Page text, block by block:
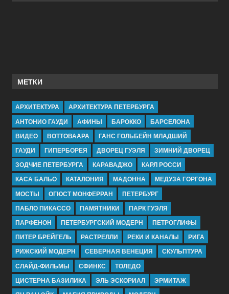
МЕТКИ
АРХИТЕКТУРА
АРХИТЕКТУРА ПЕТЕРБУРГА
АНТОНИО ГАУДИ
АФИНЫ БАРОККО
БАРСЕЛОНА
ВИДЕО
ВОТТОВААРА
ГАНС ГОЛЬБЕЙН МЛАДШИЙ
ГАУДИ
ГИПЕРБОРЕЯ ДВОРЕЦ ГУЭЛЯ
ЗИМНИЙ ДВОРЕЦ
ЗОДЧИЕ ПЕТЕРБУРГА
КАРАВАДЖО
КАРЛ РОССИ
КАСА БАЛЬО
КАТАЛОНИЯ МАДОННА
МЕДУЗА ГОРГОНА
МОСТЫ
ОГЮСТ МОНФЕРРАН
ПЕТЕРБУРГ
ПАБЛО ПИКАССО
ПАМЯТНИКИ
ПАРК ГУЭЛЯ
ПАРФЕНОН
ПЕТЕРБУРГСКИЙ МОДЕРН
ПЕТРОГЛИФЫ
ПИТЕР БРЕЙГЕЛЬ
РАСТРЕЛЛИ РЕКИ И КАНАЛЫ
РИГА
РИЖСКИЙ МОДЕРН
СЕВЕРНАЯ ВЕНЕЦИЯ
СКУЛЬПТУРА
СЛАЙД-ФИЛЬМЫ
СФИНКС
ТОЛЕДО
ЦИСТЕРНА БАЗИЛИКА
ЭЛЬ ЭСКОРИАЛ
ЭРМИТАЖ